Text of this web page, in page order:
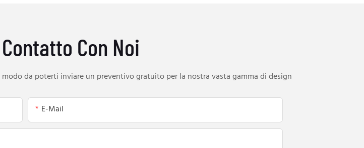
Con Noi
da poterti inviare un preventivo gratuito per la nostra vasta gamma di design
E-Mail